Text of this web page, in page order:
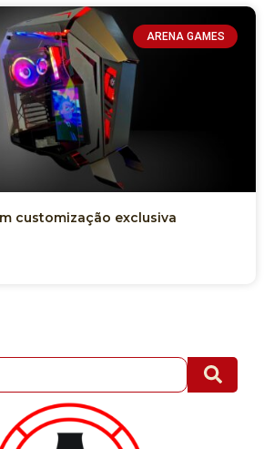
ARENA GAMES
customização exclusiva